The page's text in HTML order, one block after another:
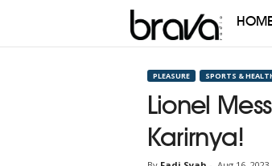
Brava
PLEASURE SPORTS &
Lionel
Karirnya!